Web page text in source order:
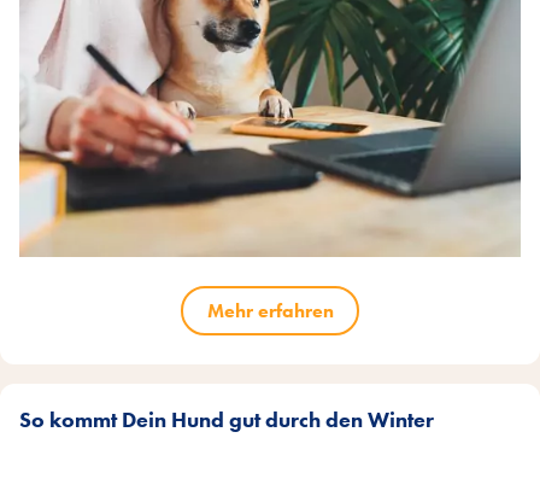
Mehr erfahren
So kommt Dein Hund gut durch den Winter